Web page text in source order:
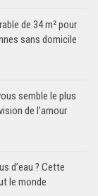
de 34 m² pour
sans domicile
semble le plus
de l’amour
d’eau ? Cette
le monde